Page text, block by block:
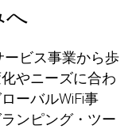
へ
ビス事業から歩
やニーズに合わ
ーバルWiFi事
ンピング・ツー